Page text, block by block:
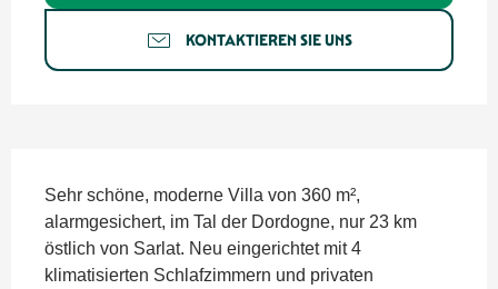
KONTAKTIEREN SIE UNS
Sehr schöne, moderne Villa von 360 m²,
alarmgesichert, im Tal der Dordogne, nur 23 km
östlich von Sarlat. Neu eingerichtet mit 4
klimatisierten Schlafzimmern und privaten